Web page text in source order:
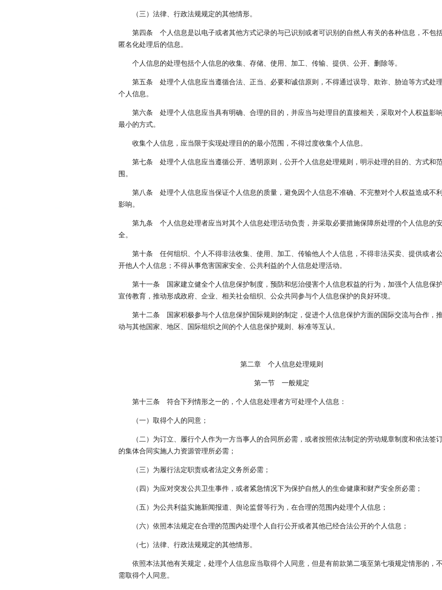
（三）法律、行政法规规定的其他情形。
第四条 个人信息是以电子或者其他方式记录的与已识别或者可识别的自然人有关的各种信息，不包
匿名化处理后的信息。
个人信息的处理包括个人信息的收集、存储、使用、加工、传输、提供、公开、删除等。
第五条 处理个人信息应当遵循合法、正当、必要和诚信原则，不得通过误导、欺诈、胁迫等方式处理
个人信息。
第六条 处理个人信息应当具有明确、合理的目的，并应当与处理目的直接相关，采取对个人权益影响
最小的方式。
收集个人信息，应当限于实现处理目的的最小范围，不得过度收集个人信息。
第七条 处理个人信息应当遵循公开、透明原则，公开个人信息处理规则，明示处理的目的、方式和
围。
第八条 处理个人信息应当保证个人信息的质量，避免因个人信息不准确、不完整对个人权益造成不利
影响。
第九条 个人信息处理者应当对其个人信息处理活动负责，并采取必要措施保障所处理的个人信息的
全。
第十条 任何组织、个人不得非法收集、使用、加工、传输他人个人信息，不得非法买卖、提供或者
开他人个人信息；不得从事危害国家安全、公共利益的个人信息处理活动。
第十一条 国家建立健全个人信息保护制度，预防和惩治侵害个人信息权益的行为，加强个人信息保护
宣传教育，推动形成政府、企业、相关社会组织、公众共同参与个人信息保护的良好环境。
第十二条 国家积极参与个人信息保护国际规则的制定，促进个人信息保护方面的国际交流与合作，推
动与其他国家、地区、国际组织之间的个人信息保护规则、标准等互认。
第二章 个人信息处理规则
第一节 一般规定
第十三条 符合下列情形之一的，个人信息处理者方可处理个人信息：
（一）取得个人的同意；
（二）为订立、履行个人作为一方当事人的合同所必需，或者按照依法制定的劳动规章制度和依法签
的集体合同实施人力资源管理所必需；
（三）为履行法定职责或者法定义务所必需；
（四）为应对突发公共卫生事件，或者紧急情况下为保护自然人的生命健康和财产安全所必需；
（五）为公共利益实施新闻报道、舆论监督等行为，在合理的范围内处理个人信息；
（六）依照本法规定在合理的范围内处理个人自行公开或者其他已经合法公开的个人信息；
（七）法律、行政法规规定的其他情形。
依照本法其他有关规定，处理个人信息应当取得个人同意，但是有前款第二项至第七项规定情形的，不
需取得个人同意。